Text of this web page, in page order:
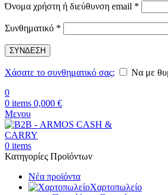
Όνομα χρήστη ή διεύθυνση email *
Συνθηματικό *
ΣΥΝΔΕΣΗ
Χάσατε το συνθηματικό σας;
Να με
0
0 items 0,000 €
Μενου
0 items
Κατηγορίες Προϊόντων
Νέα προϊόντα
Χαρτοπωλείο